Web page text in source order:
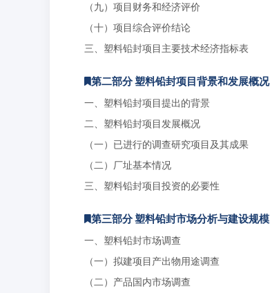
（九）项目财务和经济评价
（十）项目综合评价结论
三、塑料铅封项目主要技术经济指标表
第二部分 塑料铅封项目背景和发展概况
一、塑料铅封项目提出的背景
二、塑料铅封项目发展概况
（一）已进行的调查研究项目及其成果
（二）厂址基本情况
三、塑料铅封项目投资的必要性
第三部分 塑料铅封市场分析与建设规模
一、塑料铅封市场调查
（一）拟建项目产出物用途调查
（二）产品国内市场调查